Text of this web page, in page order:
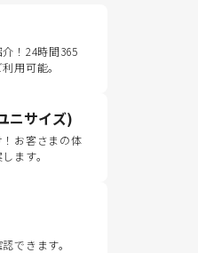
！24時間365
用可能。
ニサイズ)
お客さまの体
ます。
できます。